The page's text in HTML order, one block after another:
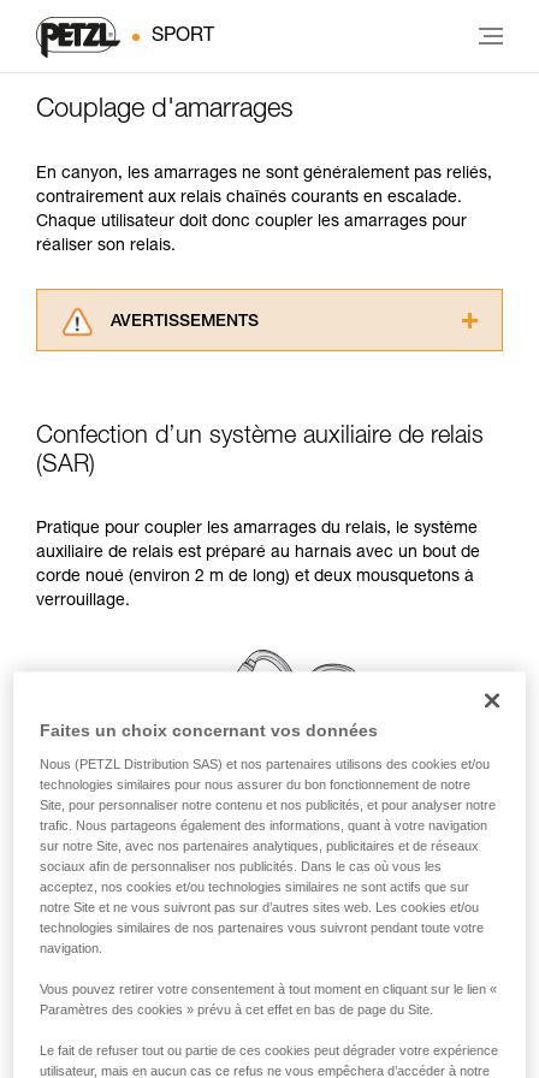
SPORT
Couplage d'amarrages
En canyon, les amarrages ne sont généralement pas reliés,
contrairement aux relais chaînés courants en escalade.
Chaque utilisateur doit donc coupler les amarrages pour
réaliser son relais.
AVERTISSEMENTS
informations de la notice technique pour
formation et un entraînement spécifique. Validez
avec un professionnel votre capacité à refaire
la manipulation, seul, en toute sécurité, avant
de la reproduire en autonomie.
liées à votre activité. Il peut en exister d’autres
Confection d’un système auxiliaire de relais
(SAR)
Pratique pour coupler les amarrages du relais, le système
auxiliaire de relais est préparé au harnais avec un bout de
corde noué (environ 2 m de long) et deux mousquetons à
verrouillage.
Couplage d'un relais simple
Pensez à retourner les mousquetons une fois installés, pour
Faites un choix concernant vos données
Nous (PETZL Distribution SAS) et nos partenaires utilisons des cookies et/ou
technologies similaires pour nous assurer du bon fonctionnement de notre
Site, pour personnaliser notre contenu et nos publicités, et pour analyser notre
trafic. Nous partageons également des informations, quant à votre navigation
sur notre Site, avec nos partenaires analytiques, publicitaires et de réseaux
sociaux afin de personnaliser nos publicités. Dans le cas où vous les
acceptez, nos cookies et/ou technologies similaires ne sont actifs que sur
notre Site et ne vous suivront pas sur d’autres sites web. Les cookies et/ou
technologies similaires de nos partenaires vous suivront pendant toute votre
navigation.
Vous pouvez retirer votre consentement à tout moment en cliquant sur le lien «
Paramètres des cookies » prévu à cet effet en bas de page du Site.
Le fait de refuser tout ou partie de ces cookies peut dégrader votre expérience
utilisateur, mais en aucun cas ce refus ne vous empêchera d’accéder à notre